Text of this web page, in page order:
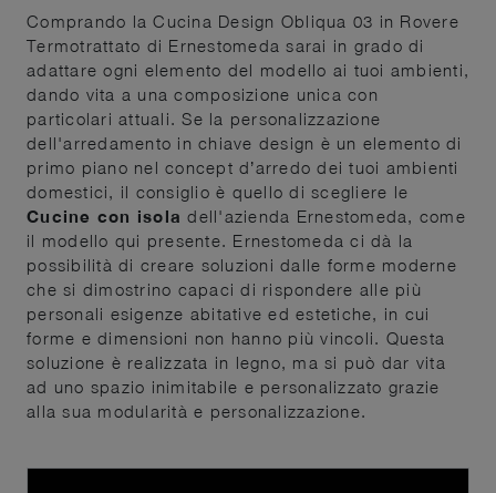
Comprando la Cucina Design Obliqua 03 in Rovere
Termotrattato di Ernestomeda sarai in grado di
adattare ogni elemento del modello ai tuoi ambienti,
dando vita a una composizione unica con
particolari attuali. Se la personalizzazione
dell'arredamento in chiave design è un elemento di
primo piano nel concept d’arredo dei tuoi ambienti
domestici, il consiglio è quello di scegliere le
Cucine con isola dell'azienda Ernestomeda, come
il modello qui presente. Ernestomeda ci dà la
possibilità di creare soluzioni dalle forme moderne
che si dimostrino capaci di rispondere alle più
personali esigenze abitative ed estetiche, in cui
forme e dimensioni non hanno più vincoli. Questa
soluzione è realizzata in legno, ma si può dar vita
ad uno spazio inimitabile e personalizzato grazie
alla sua modularità e personalizzazione.